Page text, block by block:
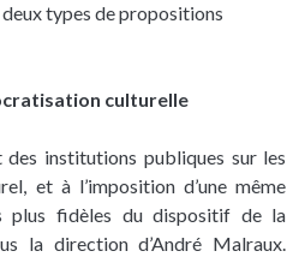
types de propositions
culturelle
institutions publiques sur les
et à l’imposition d’une même
plus fidèles du dispositif de la
la direction d’André Malraux.